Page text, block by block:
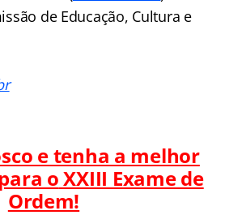
de Educação, Cultura e
e tenha a melhor
oXXIII Exame de
Ordem!